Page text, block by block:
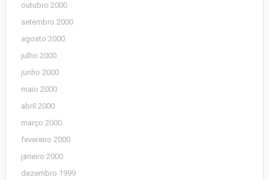
outubro 2000
setembro 2000
agosto 2000
julho 2000
junho 2000
maio 2000
abril 2000
março 2000
fevereiro 2000
janeiro 2000
dezembro 1999